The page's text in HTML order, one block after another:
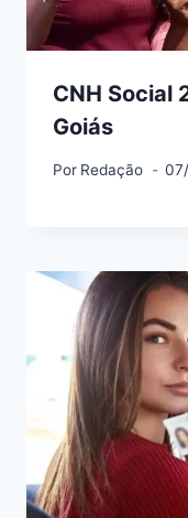
CNH Social
Goiás
Por Redação